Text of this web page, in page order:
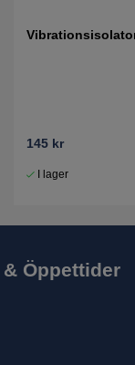
145 kr
I lager
Öppettider